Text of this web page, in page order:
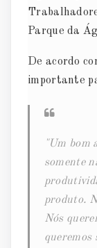
Parque da
De acordo
importante
"Um bom
somente
produto.
Nós
queremos